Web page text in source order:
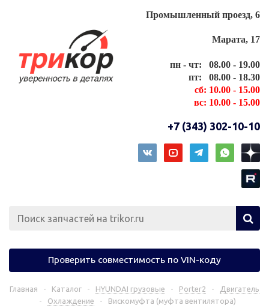
Промышленный проезд, 6
Марата, 17
пн - чт: 08.00 - 19.00
пт: 08.00 - 18.30
сб: 10.00 - 15.00
вс: 10.00 - 15.00
+7 (343) 302-10-10
Проверить совместимость по VIN-коду
Главная - Каталог - HYUNDAI грузовые - Porter2 -
Двигатель
-
Охлаждение - Вискомуфта (муфта вентилятора)